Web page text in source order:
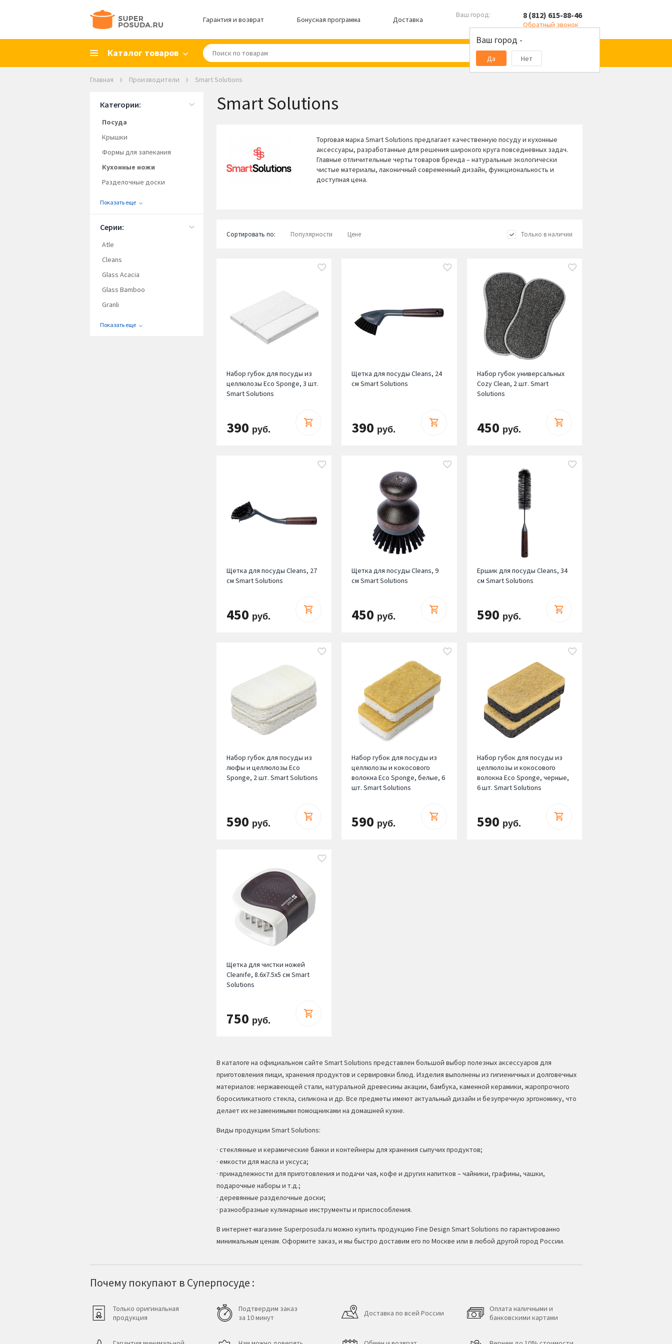
Гарантия и возврат Бонусная программа Доставка
Ваш город:
Ваш город -
Да Нет
8 (812) 615-88-46
Обратный звонок
Каталог товаров
Главная Производители Smart Solutions
Smart Solutions
Торговая марка Smart Solutions предлагает качественную посуду и кухонные
аксессуары, разработанные для решения широкого круга повседневных задач.
Главные отличительные черты товаров бренда – натуральные экологически
чистые материалы, лаконичный современный дизайн, функциональность и
доступная цена.
Сортировать по: Популярности Цене Только в наличии
Набор губок для посуды из
целлюлозы Eco Sponge, 3 шт.
Smart Solutions
390 руб.
Щетка для посуды Cleans, 24
см Smart Solutions
390 руб.
Набор губок универсальных
Cozy Clean, 2 шт. Smart
Solutions
450 руб.
Щетка для посуды Cleans, 27
см Smart Solutions
450 руб.
Щетка для посуды Cleans, 9
см Smart Solutions
450 руб.
Ершик для посуды Cleans, 34
см Smart Solutions
590 руб.
Набор губок для посуды из
люфы и целлюлозы Eco
Sponge, 2 шт. Smart Solutions
590 руб.
Набор губок для посуды из
целлюлозы и кокосового
волокна Eco Sponge, белые, 6
шт. Smart Solutions
590 руб.
Набор губок для посуды из
целлюлозы и кокосового
волокна Eco Sponge, черные,
6 шт. Smart Solutions
590 руб.
Щетка для чистки ножей
Cleanife, 8.6х7.5х5 см Smart
Solutions
750 руб.
В каталоге на официальном сайте Smart Solutions представлен большой выбор полезных аксессуаров для
приготовления пищи, хранения продуктов и сервировки блюд. Изделия выполнены из гигиеничных и долговечных
материалов: нержавеющей стали, натуральной древесины акации, бамбука, каменной керамики, жаропрочного
боросиликатного стекла, силикона и др. Все предметы имеют актуальный дизайн и безупречную эргономику, что
делает их незаменимыми помощниками на домашней кухне.
Виды продукции Smart Solutions:
· стеклянные и керамические банки и контейнеры для хранения сыпучих продуктов;
· емкости для масла и уксуса;
· принадлежности для приготовления и подачи чая, кофе и других напитков – чайники, графины, чашки,
подарочные наборы и т.д.;
· деревянные разделочные доски;
· разнообразные кулинарные инструменты и приспособления.
В интернет-магазине Superposuda.ru можно купить продукцию Fine Design Smart Solutions по гарантированно
минимальным ценам. Оформите заказ, и мы быстро доставим его по Москве или в любой другой город России.
Категории:
Посуда
Крышки
Формы для запекания
Кухонные ножи
Разделочные доски
Показать еще
Серии:
Atle
Cleans
Glass Acacia
Glass Bamboo
Granli
Показать еще
Почему покупают в Суперпосуде :
Только оригинальная
продукция
Подтвердим заказ
за 10 минут
Доставка по всей России
Оплата наличными и
банковскими картами